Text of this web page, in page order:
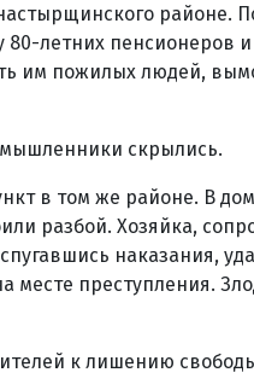
районе.
80-летних пенсионеров
им пожилых людей,
скрылись.
в том же районе. В
разбой. Хозяйка,
наказания,
месте преступления.
к лишению